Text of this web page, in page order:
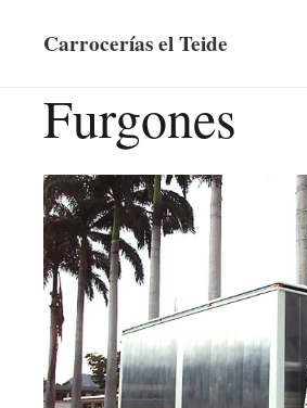
Carrocerías el Teide
Furgones